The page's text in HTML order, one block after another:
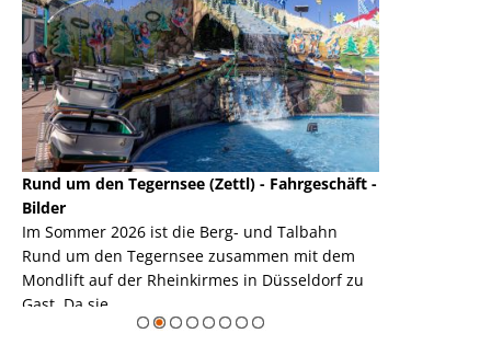
Rund um den Tegernsee (Zettl) - Fahrgeschäft -
Bilder
Im Sommer 2026 ist die Berg- und Talbahn
Rund um den Tegernsee zusammen mit dem
Mondlift auf der Rheinkirmes in Düsseldorf zu
Gast. Da sie ...